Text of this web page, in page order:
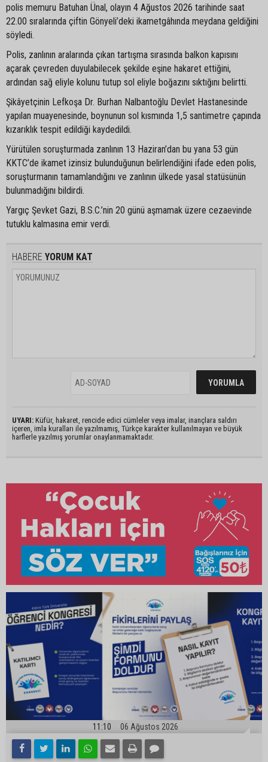
polis memuru Batuhan Ünal, olayın 4 Ağustos 2026 tarihinde saat
22.00 sıralarında çiftin Gönyeli’deki ikametgâhında meydana geldiğini
söyledi.
Polis, zanlının aralarında çıkan tartışma sırasında balkon kapısını
açarak çevreden duyulabilecek şekilde eşine hakaret ettiğini,
ardından sağ eliyle kolunu tutup sol eliyle boğazını sıktığını belirtti.
Şikâyetçinin Lefkoşa Dr. Burhan Nalbantoğlu Devlet Hastanesinde
yapılan muayenesinde, boynunun sol kısmında 1,5 santimetre çapında
kızarıklık tespit edildiği kaydedildi.
Yürütülen soruşturmada zanlının 13 Haziran’dan bu yana 53 gün
KKTC’de ikamet izinsiz bulunduğunun belirlendiğini ifade eden polis,
soruşturmanın tamamlandığını ve zanlının ülkede yasal statüsünün
bulunmadığını bildirdi.
Yargıç Şevket Gazi, B.S.C.’nin 20 günü aşmamak üzere cezaevinde
tutuklu kalmasına emir verdi.
HABERE YORUM KAT
UYARI: Küfür, hakaret, rencide edici cümleler veya imalar, inançlara saldırı
içeren, imla kuralları ile yazılmamış, Türkçe karakter kullanılmayan ve büyük
harflerle yazılmış yorumlar onaylanmamaktadır.
11:10 06 Ağustos 2026